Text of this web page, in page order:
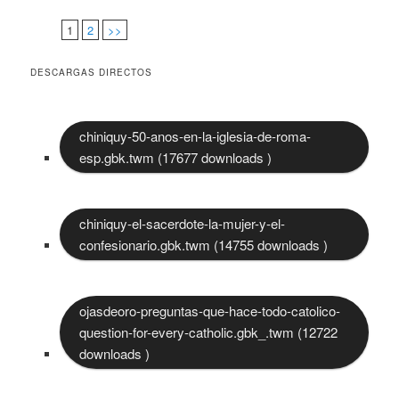
1 2 >>
DESCARGAS DIRECTOS
chiniquy-50-anos-en-la-iglesia-de-roma-
esp.gbk.twm (17677 downloads )
chiniquy-el-sacerdote-la-mujer-y-el-
confesionario.gbk.twm (14755 downloads )
ojasdeoro-preguntas-que-hace-todo-catolico-
question-for-every-catholic.gbk_.twm (12722
downloads )